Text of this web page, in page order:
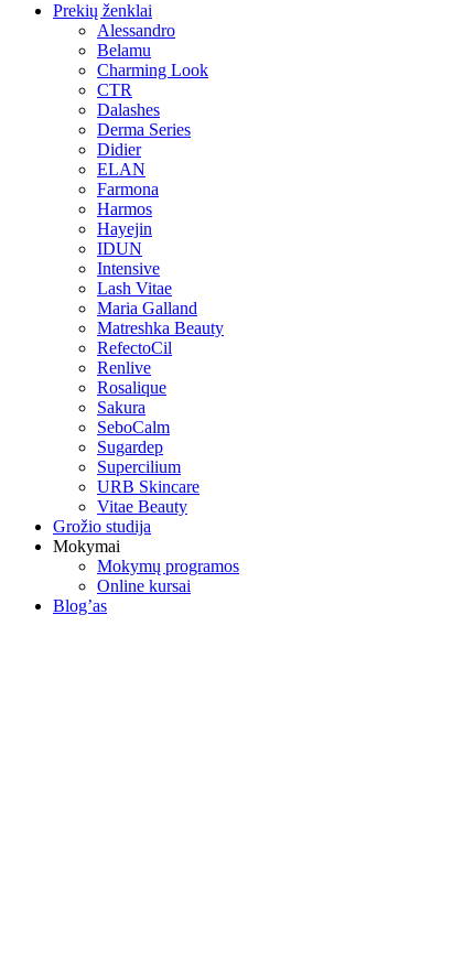
Prekių ženklai
Alessandro
Belamu
Charming Look
CTR
Dalashes
Derma Series
Didier
ELAN
Farmona
Harmos
Hayejin
IDUN
Intensive
Lash Vitae
Maria Galland
Matreshka Beauty
RefectoCil
Renlive
Rosalique
Sakura
SeboCalm
Sugardep
Supercilium
URB Skincare
Vitae Beauty
Grožio studija
Mokymai
Mokymų programos
Online kursai
Blog’as